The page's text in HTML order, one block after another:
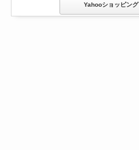
Yahooショッピング